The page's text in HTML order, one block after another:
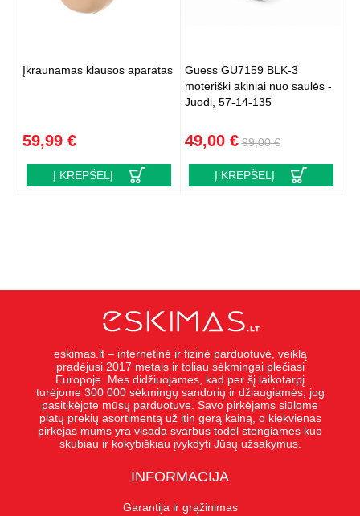
Įkraunamas klausos aparatas
59,99 €
Į KREPŠELĮ
Guess GU7159 BLK-3
moteriški akiniai nuo saulės -
Juodi, 57-14-135
49,00 € 99,00 €
Į KREPŠELĮ
eskimas.lt – internetinė ir fizinė parduotuvė, veiklą
pradėjusi 2017 metais ir toliau sėkmingai plečiasi
Europoje. Mes didžiuojames, kad per šį laikotarpį
turėjome 300 000 sėkmingų sandorių ir džiaugiamės, jog
pasitikėjote mūsų parduotuve. Savo pirkėjams siūlome
platų prekių asortimentą už itin gerą kainą, o kiekvienas
pirkėjas mums yra visada svarbus todėl stengiames kuo
skubiau ir kokybiškiau įvykdyti Jūsų užsakymus.
INFORMACIJA
Garantija ir grąžinimas